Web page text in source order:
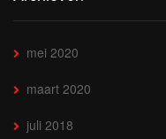
mei 2020
maart 2020
juli 2018